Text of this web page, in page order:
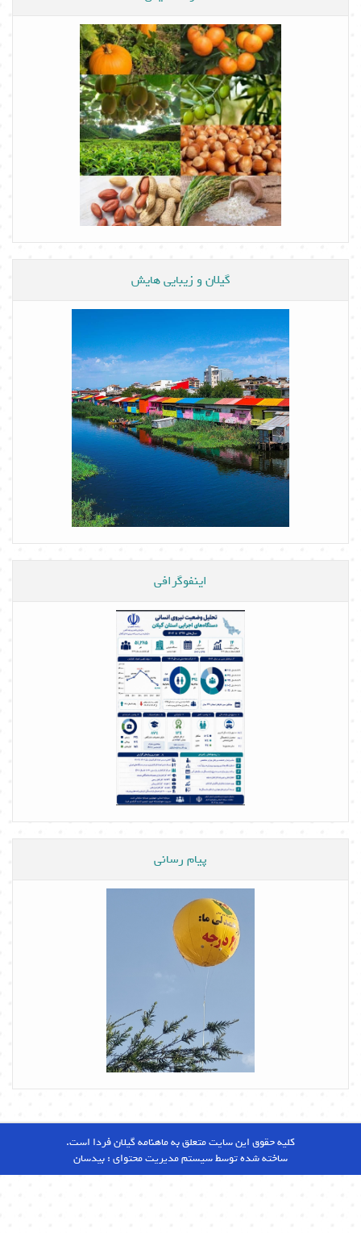
گیلان و زیبایی هایش
اینفوگرافی
پیام رسانی
کلیه حقوق این سایت متعلق به ماهنامه گیلان فردا است.
ساخته شده توسط سیستم مدیریت محتوای :بیدسان